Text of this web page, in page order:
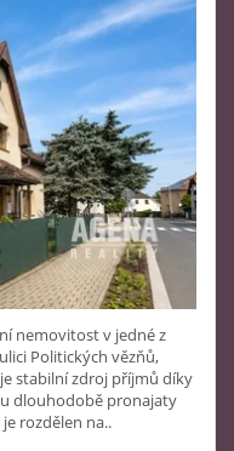
nemovitost v jedné z
Politických vězňů,
stabilní zdroj příjmů díky
dlouhodobě pronajaty
rozdělen na..